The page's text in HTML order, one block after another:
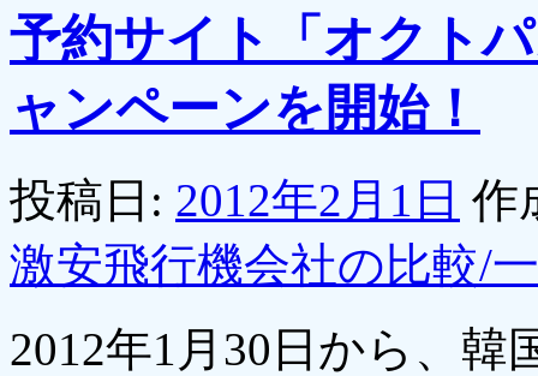
予約サイト「オクト
ャンペーンを開始！
投稿日: 2012年2月1日 作
激安飛行機会社の比較/
2012年1月30日から、